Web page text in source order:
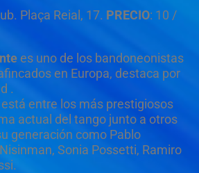
Plaça Reial, 17. PRECIO: 10 /
es uno de los bandoneonistas
en Europa, destaca por
.
entre los más prestigiosos
actual del tango junto a otros
generación como Pablo
Sonia Possetti, Ramiro